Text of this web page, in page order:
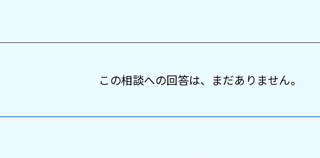
この相談への回答は、まだありません。